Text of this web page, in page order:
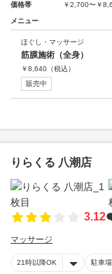
価格帯
￥2,700〜￥
メニュー
ほぐし・マッサージ
筋膜施術（全身）
￥8,640 （税込）
販売中
りらくる 八潮店
3.12
マッサージ
21時以降OK 駐車